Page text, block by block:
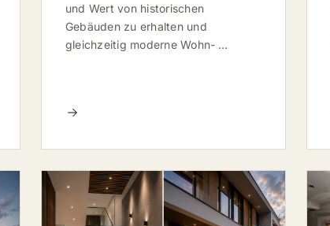
und Wert von historischen
Gebäuden zu erhalten und
gleichzeitig moderne Wohn- …